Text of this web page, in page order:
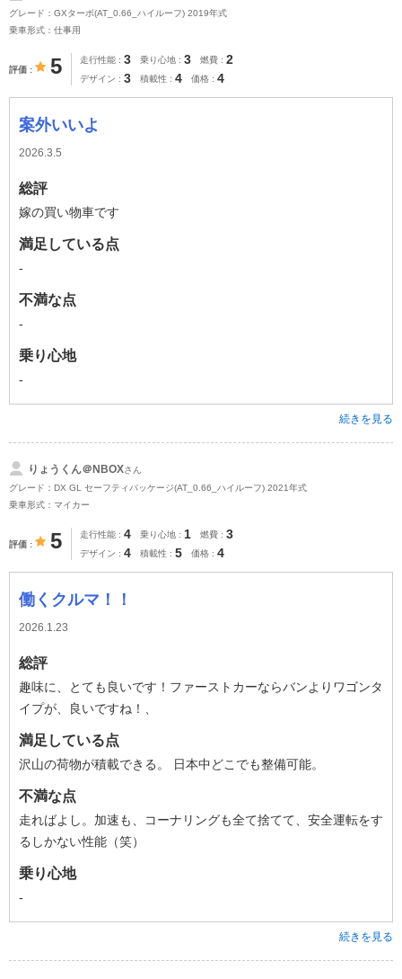
グレード：GXターボ(AT_0.66_ハイルーフ) 2019年式
乗車形式：仕事用
評価 5 走行性能 3 乗り心地 3 燃費 2
デザイン 3 積載性 4 価格 4
案外いいよ
2026.3.5
総評
嫁の買い物車です
満足している点
-
不満な点
-
乗り心地
-
続きを見る
りょうくん＠NBOXさん
グレード：DX GL セーフティパッケージ(AT_0.66_ハイルーフ) 2021年式
乗車形式：マイカー
評価 5 走行性能 4 乗り心地 1 燃費 3
デザイン 4 積載性 5 価格 4
働くクルマ！！
2026.1.23
総評
趣味に、とても良いです！ファーストカーならバンよりワゴンタ
イプが、良いですね！、
満足している点
沢山の荷物が積載できる。 日本中どこでも整備可能。
不満な点
走ればよし。加速も、コーナリングも全て捨てて、安全運転をす
るしかない性能（笑）
乗り心地
-
続きを見る